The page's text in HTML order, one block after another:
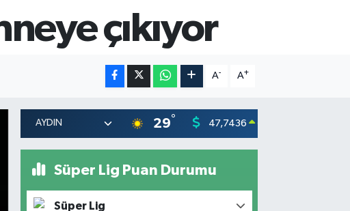
BİST100
13.779
%-14
çıkıyor
A- A+
29° 47,7436 0.18
Süper Lig Puan Durumu
Süper Lig